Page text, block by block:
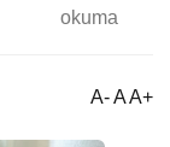
okuma
A- A A+